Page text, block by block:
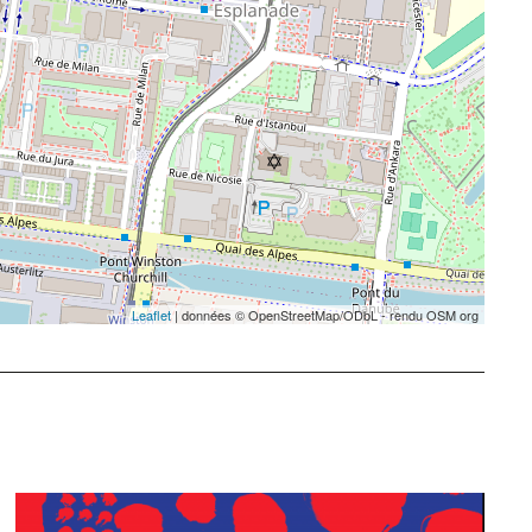
Leaflet| données © OpenStreetMap/ODbL - rendu OSM org